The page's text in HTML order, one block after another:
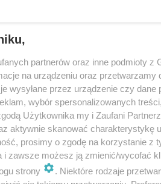
partnerów oraz inne podmioty
na urządzeniu oraz przetwarzamy
wysyłane przez urządzenie czy dane
wybór spersonalizowanych
Użytkownika my i Zaufani
aktywnie skanować charakterystykę
prosimy o zgodę na korzystanie z
i zawsze możesz ją zmienić/wycofać
strony
. Niektóre rodzaje